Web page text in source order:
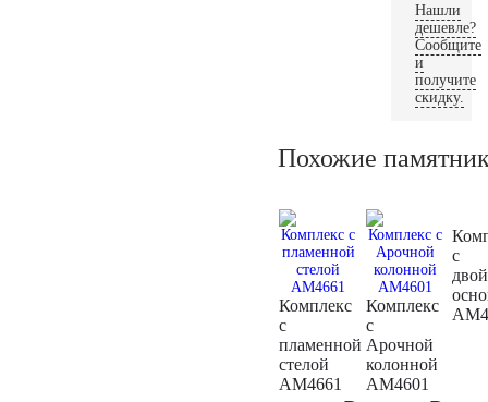
Нашли
дешевле?
Сообщите
и
получите
скидку.
Похожие
Комплекс
с
пламенной
стелой
AM4661
Комплекс
с
Арочной
колонной
AM4601
с